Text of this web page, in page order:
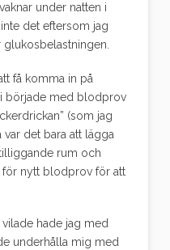
under natten i
det eftersom jag
glukosbelastningen.
få komma in på
började med blodprov
(som jag
var det bara att lägga
rum och
för nytt blodprov för att
hade jag med
underhålla mig med